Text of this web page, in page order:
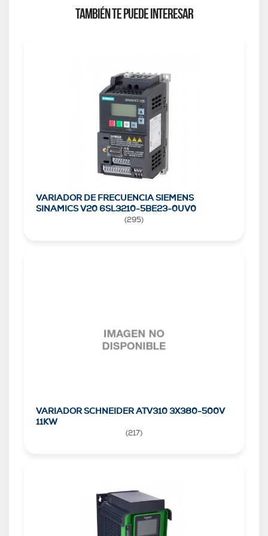
TAMBIÉN TE PUEDE INTERESAR
VARIADOR DE FRECUENCIA SIEMENS
SINAMICS V20 6SL3210-5BE23-0UV0
(295)
VARIADOR SCHNEIDER ATV310 3X380-500V
11KW
(217)